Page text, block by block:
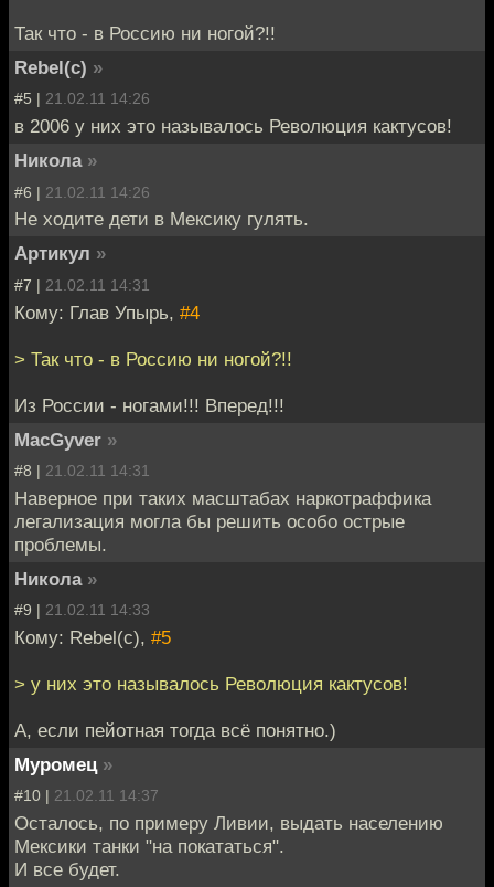
Так что - в Россию ни ногой?!!
Rebel(c) »
#5 | 21.02.11 14:26
в 2006 у них это называлось Революция кактусов!
Никола »
#6 | 21.02.11 14:26
Не ходите дети в Мексику гулять.
Артикул »
#7 | 21.02.11 14:31
Кому: Глав Упырь, #4
> Так что - в Россию ни ногой?!!
Из России - ногами!!! Вперед!!!
MacGyver »
#8 | 21.02.11 14:31
Наверное при таких масштабах наркотраффика
легализация могла бы решить особо острые
проблемы.
Никола »
#9 | 21.02.11 14:33
Кому: Rebel(c), #5
> у них это называлось Революция кактусов!
А, если пейотная тогда всё понятно.)
Муромец »
#10 | 21.02.11 14:37
Осталось, по примеру Ливии, выдать населению
Мексики танки "на покататься".
И все будет.